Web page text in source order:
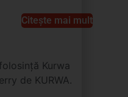
Citește mai mult
Kurwa
de KURWA.